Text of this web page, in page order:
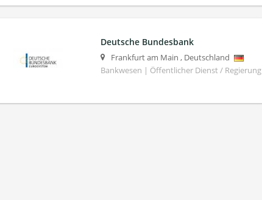
Deutsche Bundesbank
Frankfurt am Main , Deutschland
Bankwesen | Öffentlicher Dienst / Regierung